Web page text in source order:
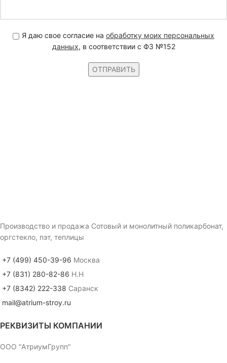
Я даю свое согласие на обработку моих персональных
данных, в соответствии с ФЗ №152
Производство и продажа Сотовый и монолитный поликарбонат,
оргстекло, пэт, теплицы
+7 (499) 450-39-96 Москва
+7 (831) 280-82-86 Н.Н
+7 (8342) 222-338 Саранск
mail@atrium-stroy.ru
РЕКВИЗИТЫ КОМПАНИИ
ООО "АтриумГрупп"